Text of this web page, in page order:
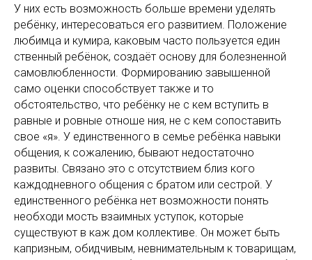
У них есть возможность больше времени уделять
ребёнку, интересоваться его развитием. Положение
любимца и кумира, каковым часто пользуется един
ственный ребёнок, создаёт основу для болезненной
самовлюбленности. Формированию завышенной
само оценки способствует также и то
обстоятельство, что ребёнку не с кем вступить в
равные и ровные отноше ния, не с кем сопоставить
свое «я». У единственного в семье ребёнка навыки
общения, к сожалению, бывают недостаточно
развиты. Связано это с отсутствием близ кого
каждодневного общения с братом или сестрой. У
единственного ребёнка нет возможности понять
необходи мость взаимных уступок, которые
существуют в каж дом коллективе. Он может быть
капризным, обидчивым, невнимательным к товарищам,